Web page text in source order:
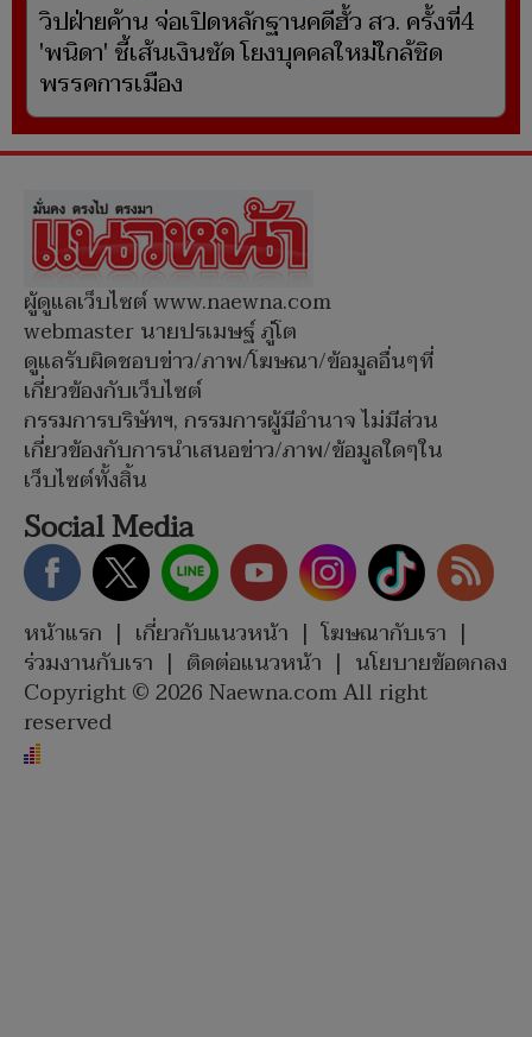
วิปฝ่ายค้าน จ่อเปิดหลักฐานคดีฮั้ว สว. ครั้งที่4
'พนิดา' ชี้เส้นเงินชัด โยงบุคคลใหม่ใกล้ชิด
พรรคการเมือง
ผู้ดูแลเว็บไซต์ www.naewna.com
webmaster นายปรเมษฐ์ ภู่โต
ดูแลรับผิดชอบข่าว/ภาพ/โฆษณา/ข้อมูลอื่นๆที่
เกี่ยวข้องกับเว็บไซต์
กรรมการบริษัทฯ, กรรมการผู้มีอำนาจ ไม่มีส่วน
เกี่ยวข้องกับการนำเสนอข่าว/ภาพ/ข้อมูลใดๆใน
เว็บไซต์ทั้งสิ้น
Social Media
หน้าแรก | เกี่ยวกับแนวหน้า | โฆษณากับเรา |
ร่วมงานกับเรา | ติดต่อแนวหน้า | นโยบายข้อตกลง
Copyright © 2026 Naewna.com All right
reserved